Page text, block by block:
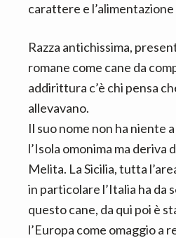
carattere e
Razza antichissima,
romane come cane da
addirittura c’è chi pensa
allevavano.
Il suo nome non ha niente
l’Isola omonima ma deriva
Melita. La Sicilia, tutta
in particolare l’Italia ha da
questo cane, da qui poi è
l’Europa come omaggio a